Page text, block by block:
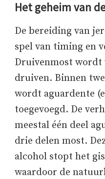
Het geheim van
De bereiding van
spel van timing en
Druivenmost
druiven. Binnen
wordt aguardente
toegevoegd. De
meestal één deel
drie delen most.
alcohol stopt het
waardoor de